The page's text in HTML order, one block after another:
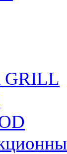
GRILL